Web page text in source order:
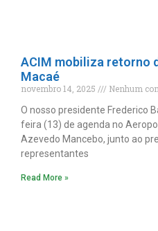
ACIM mobiliza retorno
Macaé
novembro 14, 2025
Nenhum
O nosso presidente Frederico
feira (13) de agenda no
Azevedo Mancebo, junto ao
representantes
Read More »